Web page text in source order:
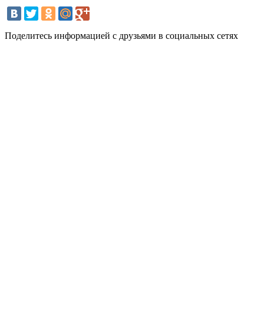
Поделитесь информацией с друзьями в социальных сетях